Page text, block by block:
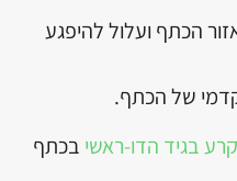
הכתף ועלול להיפגע
של הכתף.
בגיד הדו-ראשי בכתף